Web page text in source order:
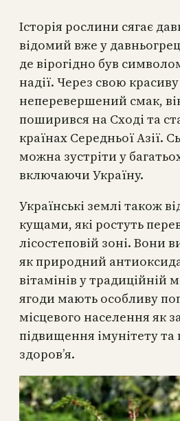
Історія рослини сягає
відомий вже у
де вірогідно був
надії. Через свою
неперевершений смак,
поширився на Сході та
країнах Середньої Азії.
можна зустріти у
включаючи Україну.
Українські землі також
кущами, які ростуть
лісостеповій зоні. Вони
як природний
вітамінів у традиційній
ягоди мають особливу
місцевого населення як
підвищення імунітету
здоров’я.